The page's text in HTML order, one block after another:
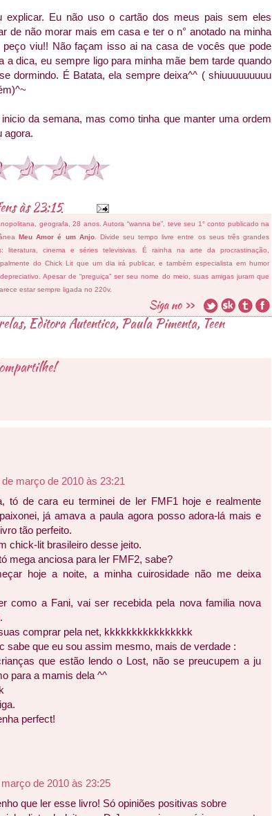
explicar. Eu não uso o cartão dos meus pais sem eles
de não morar mais em casa e ter o n° anotado na minha
peço viu!! Não façam isso ai na casa de vocês que pode
a dica, eu sempre ligo para minha mãe bem tarde quando
dormindo. É Batata, ela sempre deixa^^ ( shiuuuuuuuuu
da semana, mas como tinha que manter uma ordem
agora.
às23:15
geografa, 28 anos. Autora “wanna be”, teve seu 1° conto publicado na
Meu Amor é um Anjo. Divide seu tempo livre entre os seus três grandes
literatura, cinema e séries televisivas. É rainha na arte da procrastinação,
do Chick Lit que um dia irá publicar, e também especialista em humor
Apesar de “preguiça” ser seu nome do meio, suas amigas juram que
estar sempre ligada no 220v.
,Editora Autentica, Paula Pimenta, Teen
de março de 2010 às 23:21
tó de cara eu terminei de ler FMF1 hoje e realmente
já amava a paula agora posso adora-lá mais e
tão perfeito.
chick-lit brasileiro desse jeito.
mega anciosa para ler FMF2, sabe?
hoje a noite, a minha cuirosidade não me deixa
como a Fani, vai ser recebida pela nova familia nova
comprar pela net, kkkkkkkkkkkkkkkk
sabe que eu sou assim mesmo, mais de verdade :
que estão lendo o Lost, não se preucupem a ju
para a mamis dela ^^
perfect!
de 2010 às 23:25
que ler esse livro! Só opiniões positivas sobre